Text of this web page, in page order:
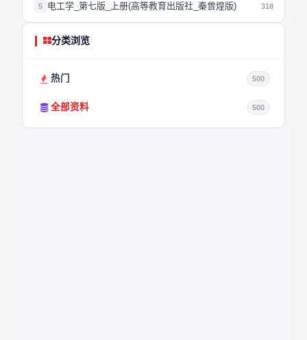
5 电工学_第七版_上册(高等教育出版社_秦曾煌版) 318
分类浏览
热门 500
全部资料 500